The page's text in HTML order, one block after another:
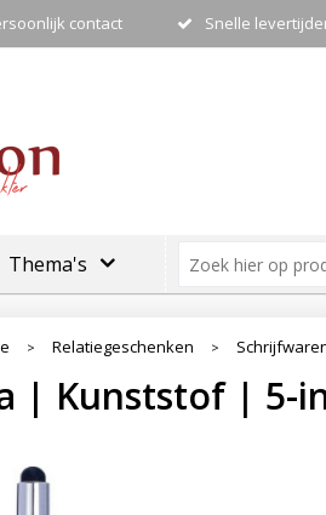
contact Snelle
Thema's
> Relatiegeschenken >
| Kunststof | 5-